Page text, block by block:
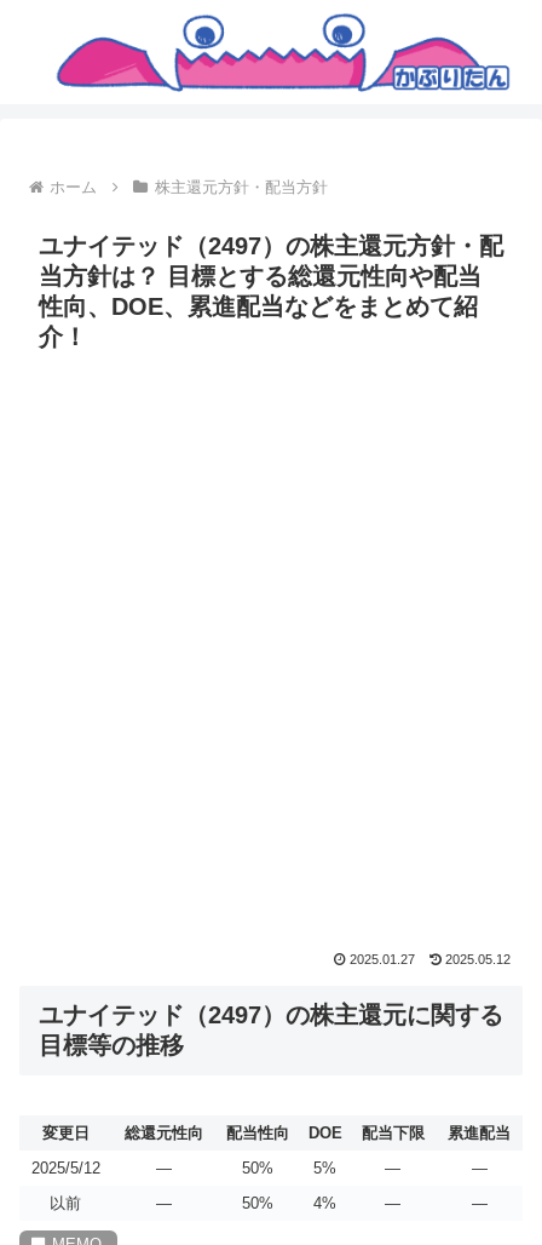
ホーム 株主還元方針・配当方針
ユナイテッド（2497）の株主還元方針・配
当方針は？ 目標とする総還元性向や配当
性向、DOE、累進配当などをまとめて紹
介！
2025.01.27 2025.05.12
ユナイテッド（2497）の株主還元に関する
目標等の推移
変更日 総還元性向 配当性向 DOE 配当下限
累進配当
2025/5/12
― 50% 5% ―
―
以前
― 50% 4% ― ―